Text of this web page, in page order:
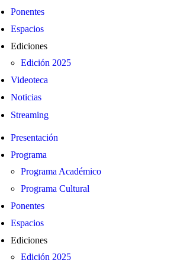
Ponentes
Espacios
Ediciones
Edición 2025
Videoteca
Noticias
Streaming
Presentación
Programa
Programa Académico
Programa Cultural
Ponentes
Espacios
Ediciones
Edición 2025